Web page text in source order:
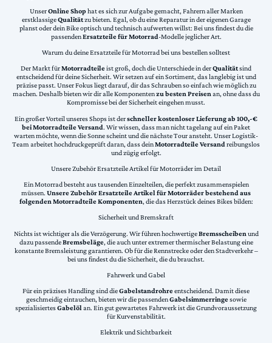
UnserOnline Shophat es sich zur Aufgabe gemacht, Fahrern aller Marken
erstklassigeQualitätzu bieten. Egal, ob du eine Reparatur in der eigenen Garage
planst oder dein Bike optisch und technisch aufwerten willst: Bei uns findest du die
passendenErsatzteile für Motorrad-Modelle jeglicher Art.
Warum du deine Ersatzteile für Motorrad bei uns bestellen solltest
Der Markt fürMotorradteileist groß, doch die Unterschiede in derQualitätsind
entscheidend für deine Sicherheit. Wir setzen auf ein Sortiment, das langlebig ist und
präzise passt. Unser Fokus liegt darauf, dir das Schrauben so einfach wie möglich zu
machen. Deshalb bieten wir dir alle Komponentenzu besten Preisenan, ohne dass du
Kompromisse bei der Sicherheit eingehen musst.
Ein großer Vorteil unseres Shops ist derschneller kostenloser Lieferung ab 100,-€
bei Motorradteile Versand. Wir wissen, dass man nicht tagelang auf ein Paket
warten möchte, wenn die Sonne scheint und die nächste Tour ansteht. Unser Logistik-
Team arbeitet hochdruckgeprüft daran, dass deinMotorradteile Versand reibungslos
und zügig erfolgt.
Unsere Zubehör Ersatzteile Artikel für Motorräder im Detail
Ein Motorrad besteht aus tausenden Einzelteilen, die perfekt zusammenspielen
müssen. Unsere Zubehör Ersatzteile Artikel für Motorräder bestehend aus
folgenden Motorradteile Komponenten, die das Herzstück deines Bikes bilden:
Sicherheit und Bremskraft
Nichts ist wichtiger als die Verzögerung. Wir führen hochwertigeBremsscheiben und
dazu passendeBremsbeläge, die auch unter extremer thermischer Belastung eine
konstante Bremsleistung garantieren. Ob für die Rennstrecke oder den Stadtverkehr –
bei uns findest du die Sicherheit, die du brauchst.
Fahrwerk und Gabel
Für ein präzises Handling sind dieGabelstandrohreentscheidend. Damit diese
geschmeidig eintauchen, bieten wir die passendenGabelsimmerringesowie
spezialisiertesGabelölan. Ein gut gewartetes Fahrwerk ist die Grundvoraussetzung
für Kurvenstabilität.
Elektrik und Sichtbarkeit